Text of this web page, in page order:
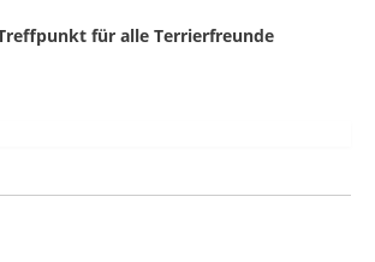
für alle Terrierfreunde